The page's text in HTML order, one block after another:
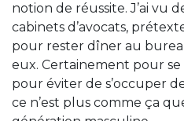
notion de réussite. J’ai vu
cabinets d’avocats,
pour rester dîner au
eux. Certainement pour se
pour éviter de s’occuper
ce n’est plus comme ça